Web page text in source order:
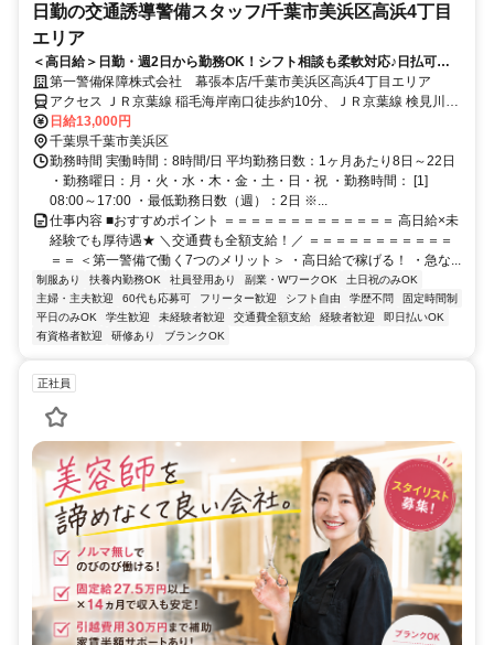
日勤の交通誘導警備スタッフ/千葉市美浜区高浜4丁目
エリア
＜高日給＞日勤・週2日から勤務OK！シフト相談も柔軟対応♪日払可◎
未経験歓迎★
第一警備保障株式会社 幕張本店/千葉市美浜区高浜4丁目エリア
アクセス ＪＲ京葉線 稲毛海岸南口徒歩約10分、ＪＲ京葉線 検見川浜
南口徒歩約26分、京成千葉線 京成稲毛徒歩約31分 直行直帰OK＊交
通費全額支給＊
日給13,000円
千葉県千葉市美浜区
勤務時間 実働時間：8時間/日 平均勤務日数：1ヶ月あたり8日～22日
・勤務曜日：月・火・水・木・金・土・日・祝 ・勤務時間： [1]
08:00～17:00 ・最低勤務日数（週）：2日 ※...
仕事内容 ■おすすめポイント ＝＝＝＝＝＝＝＝＝＝＝＝＝ 高日給×未
経験でも厚待遇★ ＼交通費も全額支給！／ ＝＝＝＝＝＝＝＝＝＝＝
＝＝ ＜第一警備で働く7つのメリット＞ ・高日給で稼げる！ ・急な...
制服あり 扶養内勤務OK 社員登用あり 副業・WワークOK
土日祝のみOK
主婦・主夫歓迎
60代も応募可 フリーター歓迎 シフト自由 学歴不問
固定時間制
平日のみOK
学生歓迎 未経験者歓迎 交通費全額支給 経験者歓迎
即日払いOK
有資格者歓迎
研修あり ブランクOK
正社員